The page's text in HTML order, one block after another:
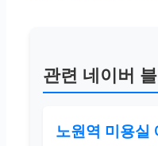
관련 네이버
노원역 미용실